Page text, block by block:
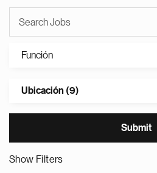
Función
Ubicación (9)
Show Filters